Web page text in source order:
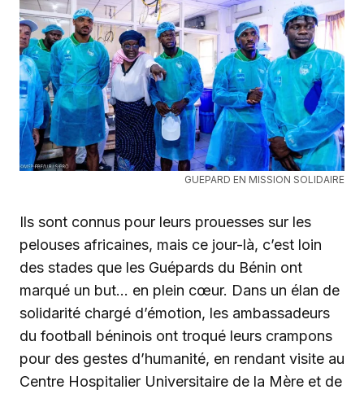
GUEPARD EN MISSION SOLIDAIRE
Ils sont connus pour leurs prouesses sur les
pelouses africaines, mais ce jour-là, c’est loin
des stades que les Guépards du Bénin ont
marqué un but… en plein cœur. Dans un élan de
solidarité chargé d’émotion, les ambassadeurs
du football béninois ont troqué leurs crampons
pour des gestes d’humanité, en rendant visite au
Centre Hospitalier Universitaire de la Mère et de